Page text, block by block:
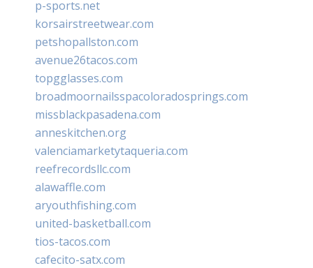
p-sports.net
korsairstreetwear.com
petshopallston.com
avenue26tacos.com
topgglasses.com
broadmoornailsspacoloradosprings.com
missblackpasadena.com
anneskitchen.org
valenciamarketytaqueria.com
reefrecordsllc.com
alawaffle.com
aryouthfishing.com
united-basketball.com
tios-tacos.com
cafecito-satx.com